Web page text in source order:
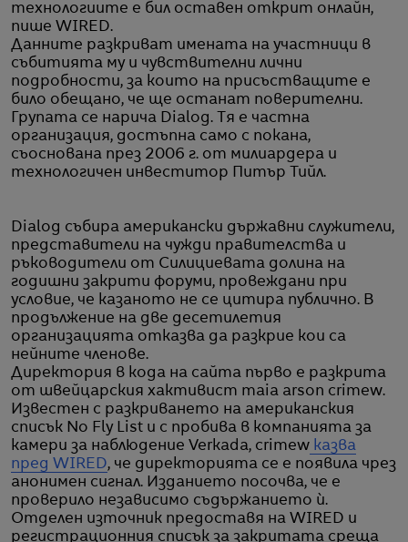
технологиите е бил оставен открит онлайн,
пише WIRED.
Данните разкриват имената на участници в
събитията му и чувствителни лични
подробности, за които на присъстващите е
било обещано, че ще останат поверителни.
Групата се нарича Dialog. Тя е частна
организация, достъпна само с покана,
съоснована през 2006 г. от милиардера и
технологичен инвеститор Питър Тийл.
Dialog събира американски държавни служители,
представители на чужди правителства и
ръководители от Силициевата долина на
годишни закрити форуми, провеждани при
условие, че казаното не се цитира публично. В
продължение на две десетилетия
организацията отказва да разкрие кои са
нейните членове.
Директория в кода на сайта първо е разкрита
от швейцарския хактивист maia arson crimew.
Известен с разкриването на американския
списък No Fly List и с пробива в компанията за
камери за наблюдение Verkada, crimew казва
пред WIRED, че директорията се е появила чрез
анонимен сигнал. Изданието посочва, че е
проверило независимо съдържанието ѝ.
Отделен източник предоставя на WIRED и
регистрационния списък за закритата среща